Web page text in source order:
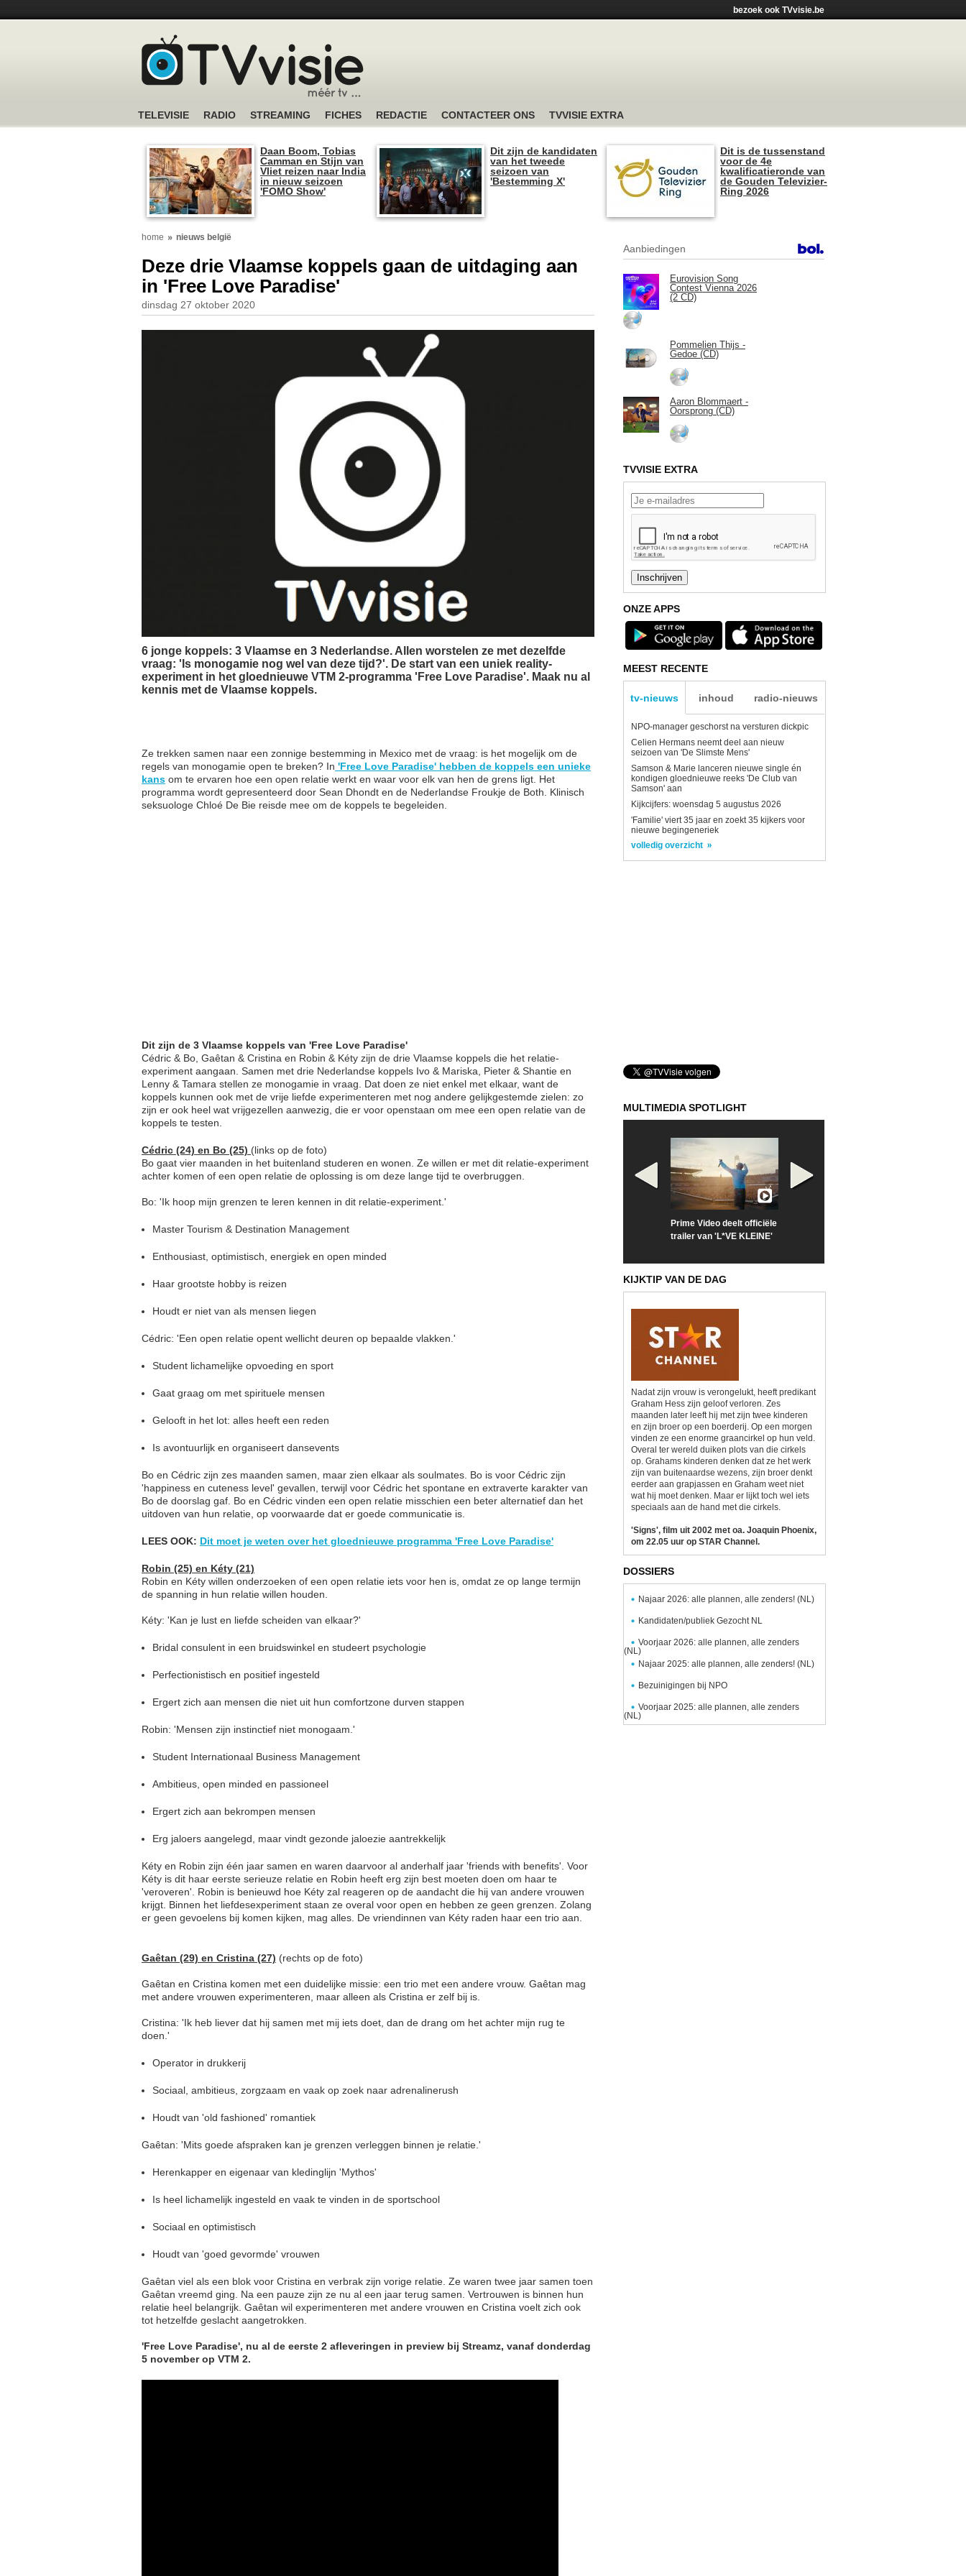
bezoek ook TVvisie.be
TELEVISIE RADIO STREAMING FICHES REDACTIE CONTACTEER ONS TVVISIE EXTRA
Daan Boom, Tobias
Camman en Stijn van
Vliet reizen naar India
in nieuw seizoen
'FOMO Show'
Dit zijn de kandidaten
van het tweede
seizoen van
'Bestemming X'
Dit is de tussenstand
voor de 4e
kwalificatieronde van
de Gouden Televizier-
Ring 2026
home nieuws belgië
Deze drie Vlaamse koppels gaan de uitdaging aan
in 'Free Love Paradise'
dinsdag 27 oktober 2020
6 jonge koppels: 3 Vlaamse en 3 Nederlandse. Allen worstelen ze met dezelfde
vraag: 'Is monogamie nog wel van deze tijd?'. De start van een uniek reality-
experiment in het gloednieuwe VTM 2-programma 'Free Love Paradise'. Maak nu al
kennis met de Vlaamse koppels.
Ze trekken samen naar een zonnige bestemming in Mexico met de vraag: is het mogelijk om de
regels van monogamie open te breken? In 'Free Love Paradise' hebben de koppels een unieke
kans om te ervaren hoe een open relatie werkt en waar voor elk van hen de grens ligt. Het
programma wordt gepresenteerd door Sean Dhondt en de Nederlandse Froukje de Both. Klinisch
seksuologe Chloé De Bie reisde mee om de koppels te begeleiden.
Dit zijn de 3 Vlaamse koppels van 'Free Love Paradise'
Cédric & Bo, Gaêtan & Cristina en Robin & Kéty zijn de drie Vlaamse koppels die het relatie-
experiment aangaan. Samen met drie Nederlandse koppels Ivo & Mariska, Pieter & Shantie en
Lenny & Tamara stellen ze monogamie in vraag. Dat doen ze niet enkel met elkaar, want de
koppels kunnen ook met de vrije liefde experimenteren met nog andere gelijkgestemde zielen: zo
zijn er ook heel wat vrijgezellen aanwezig, die er voor openstaan om mee een open relatie van de
koppels te testen.
Cédric (24) en Bo (25) (links op de foto)
Bo gaat vier maanden in het buitenland studeren en wonen. Ze willen er met dit relatie-experiment
achter komen of een open relatie de oplossing is om deze lange tijd te overbruggen.
Bo: 'Ik hoop mijn grenzen te leren kennen in dit relatie-experiment.'
Master Tourism & Destination Management
Enthousiast, optimistisch, energiek en open minded
Haar grootste hobby is reizen
Houdt er niet van als mensen liegen
Cédric: 'Een open relatie opent wellicht deuren op bepaalde vlakken.'
Student lichamelijke opvoeding en sport
Gaat graag om met spirituele mensen
Gelooft in het lot: alles heeft een reden
Is avontuurlijk en organiseert dansevents
Bo en Cédric zijn zes maanden samen, maar zien elkaar als soulmates. Bo is voor Cédric zijn
'happiness en cuteness level' gevallen, terwijl voor Cédric het spontane en extraverte karakter van
Bo de doorslag gaf. Bo en Cédric vinden een open relatie misschien een beter alternatief dan het
uitdoven van hun relatie, op voorwaarde dat er goede communicatie is.
LEES OOK: Dit moet je weten over het gloednieuwe programma 'Free Love Paradise'
Robin (25) en Kéty (21)
Robin en Kéty willen onderzoeken of een open relatie iets voor hen is, omdat ze op lange termijn
de spanning in hun relatie willen houden.
Kéty: 'Kan je lust en liefde scheiden van elkaar?'
Bridal consulent in een bruidswinkel en studeert psychologie
Perfectionistisch en positief ingesteld
Ergert zich aan mensen die niet uit hun comfortzone durven stappen
Robin: 'Mensen zijn instinctief niet monogaam.'
Student Internationaal Business Management
Ambitieus, open minded en passioneel
Ergert zich aan bekrompen mensen
Erg jaloers aangelegd, maar vindt gezonde jaloezie aantrekkelijk
Kéty en Robin zijn één jaar samen en waren daarvoor al anderhalf jaar 'friends with benefits'. Voor
Kéty is dit haar eerste serieuze relatie en Robin heeft erg zijn best moeten doen om haar te
'veroveren'. Robin is benieuwd hoe Kéty zal reageren op de aandacht die hij van andere vrouwen
krijgt. Binnen het liefdesexperiment staan ze overal voor open en hebben ze geen grenzen. Zolang
er geen gevoelens bij komen kijken, mag alles. De vriendinnen van Kéty raden haar een trio aan.
Gaêtan (29) en Cristina (27) (rechts op de foto)
Gaêtan en Cristina komen met een duidelijke missie: een trio met een andere vrouw. Gaêtan mag
met andere vrouwen experimenteren, maar alleen als Cristina er zelf bij is.
Cristina: 'Ik heb liever dat hij samen met mij iets doet, dan de drang om het achter mijn rug te
doen.'
Operator in drukkerij
Sociaal, ambitieus, zorgzaam en vaak op zoek naar adrenalinerush
Houdt van 'old fashioned' romantiek
Gaêtan: 'Mits goede afspraken kan je grenzen verleggen binnen je relatie.'
Herenkapper en eigenaar van kledinglijn 'Mythos'
Is heel lichamelijk ingesteld en vaak te vinden in de sportschool
Sociaal en optimistisch
Houdt van 'goed gevormde' vrouwen
Gaêtan viel als een blok voor Cristina en verbrak zijn vorige relatie. Ze waren twee jaar samen toen
Gaêtan vreemd ging. Na een pauze zijn ze nu al een jaar terug samen. Vertrouwen is binnen hun
relatie heel belangrijk. Gaêtan wil experimenteren met andere vrouwen en Cristina voelt zich ook
tot hetzelfde geslacht aangetrokken.
'Free Love Paradise', nu al de eerste 2 afleveringen in preview bij Streamz, vanaf donderdag
5 november op VTM 2.
Aanbiedingen
Eurovision Song
Contest Vienna 2026
(2 CD)
Pommelien Thijs -
Gedoe (CD)
Aaron Blommaert -
Oorsprong (CD)
TVVISIE EXTRA
ONZE APPS
MEEST RECENTE
tv-nieuws inhoud radio-nieuws
NPO-manager geschorst na versturen dickpic
Celien Hermans neemt deel aan nieuw
seizoen van 'De Slimste Mens'
Samson & Marie lanceren nieuwe single én
kondigen gloednieuwe reeks 'De Club van
Samson' aan
Kijkcijfers: woensdag 5 augustus 2026
'Familie' viert 35 jaar en zoekt 35 kijkers voor
nieuwe begingeneriek
volledig overzicht
MULTIMEDIA SPOTLIGHT
Prime Video deelt officiële
trailer van 'L*VE KLEINE'
KIJKTIP VAN DE DAG
Nadat zijn vrouw is verongelukt, heeft predikant
Graham Hess zijn geloof verloren. Zes
maanden later leeft hij met zijn twee kinderen
en zijn broer op een boerderij. Op een morgen
vinden ze een enorme graancirkel op hun veld.
Overal ter wereld duiken plots van die cirkels
op. Grahams kinderen denken dat ze het werk
zijn van buitenaardse wezens, zijn broer denkt
eerder aan grapjassen en Graham weet niet
wat hij moet denken. Maar er lijkt toch wel iets
speciaals aan de hand met die cirkels.
'Signs', film uit 2002 met oa. Joaquin Phoenix,
om 22.05 uur op STAR Channel.
DOSSIERS
Najaar 2026: alle plannen, alle zenders! (NL)
Kandidaten/publiek Gezocht NL
Voorjaar 2026: alle plannen, alle zenders
(NL)
Najaar 2025: alle plannen, alle zenders! (NL)
Bezuinigingen bij NPO
Voorjaar 2025: alle plannen, alle zenders
(NL)